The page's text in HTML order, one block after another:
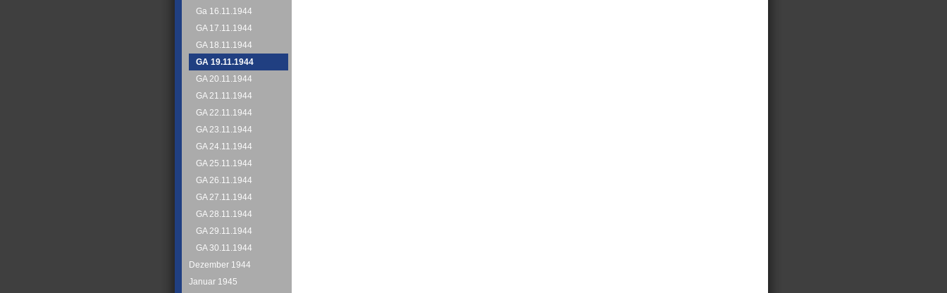
Ga 16.11.1944
GA 17.11.1944
GA 18.11.1944
GA 19.11.1944
GA 20.11.1944
GA 21.11.1944
GA 22.11.1944
GA 23.11.1944
GA 24.11.1944
GA 25.11.1944
GA 26.11.1944
GA 27.11.1944
GA 28.11.1944
GA 29.11.1944
GA 30.11.1944
Dezember 1944
Januar 1945